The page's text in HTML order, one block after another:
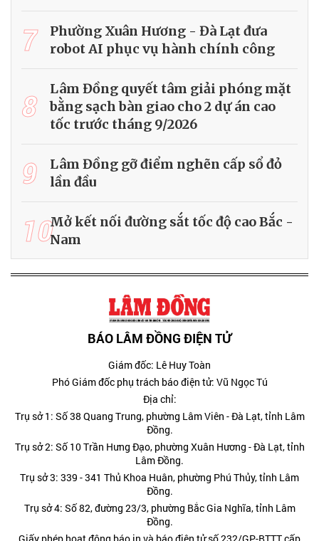
7
Phường Xuân Hương - Đà Lạt đưa
robot AI phục vụ hành chính công
8
Lâm Đồng quyết tâm giải phóng mặt
bằng sạch bàn giao cho 2 dự án cao
tốc trước tháng 9/2026
9
Lâm Đồng gỡ điểm nghẽn cấp sổ đỏ
lần đầu
10Mở kết nối đường sắt tốc độ cao Bắc -
Nam
BÁO LÂM ĐỒNG ĐIỆN TỬ
Giám đốc: Lê Huy Toàn
Phó Giám đốc phụ trách báo điện tử: Vũ Ngọc Tú
Địa chỉ:
Trụ sở 1: Số 38 Quang Trung, phường Lâm Viên - Đà Lạt, tỉnh Lâm
Đồng.
Trụ sở 2: Số 10 Trần Hưng Đạo, phường Xuân Hương - Đà Lạt, tỉnh
Lâm Đồng.
Trụ sở 3: 339 - 341 Thủ Khoa Huân, phường Phú Thủy, tỉnh Lâm
Đồng.
Trụ sở 4: Số 82, đường 23/3, phường Bắc Gia Nghĩa, tỉnh Lâm
Đồng.